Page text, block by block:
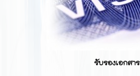
รับรองเอกสาร